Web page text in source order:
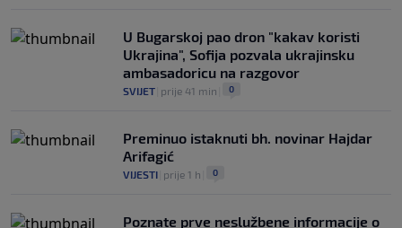
U Bugarskoj pao dron "kakav koristi
Ukrajina", Sofija pozvala ukrajinsku
ambasadoricu na razgovor
SVIJET prije 41 min 0
Preminuo istaknuti bh. novinar Hajdar
Arifagić
VIJESTI prije 1 h 0
Poznate prve neslužbene informacije o